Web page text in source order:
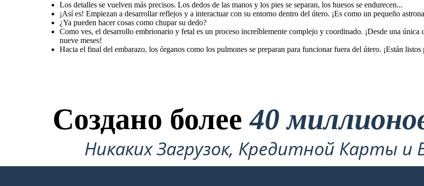
Los detalles se vuelven más precisos. Los dedos de las manos y los pies se separan, los huesos se endurecen...
¡Así es! Empiezan a desarrollar reflejos y a interactuar con su entorno dentro del útero. ¡Es como un pequeño
¿Ya pueden hacer cosas como chupar su dedo?
Como ves, el desarrollo embrionario y fetal es un proceso increíblemente complejo y coordinado. ¡Desde una
nueve meses!
Hacia el final del embarazo, los órganos como los pulmones se preparan para funcionar fuera del útero. ¡Están listos
Создано более40
Никаких Загрузок, Кредитной Карты и
Требуется!